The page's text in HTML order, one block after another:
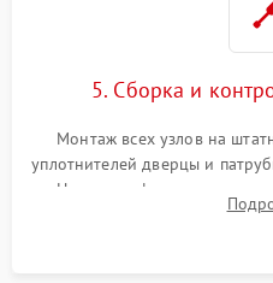
5. Сборка и
Монтаж всех узлов на
уплотнителей дверцы и
Надежная фиксация
сборка корпуса и